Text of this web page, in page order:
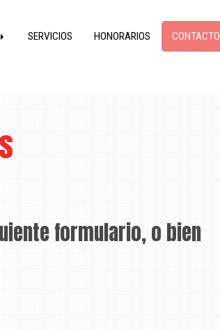
SERVICIOS HONORARIOS CONTACTO
formulario, o bien